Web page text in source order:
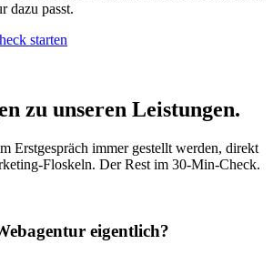
dazu passt.
starten
zu unseren Leistungen.
Erstgespräch immer gestellt werden, direkt
Floskeln. Der Rest im 30-Min-Check.
eigentlich?